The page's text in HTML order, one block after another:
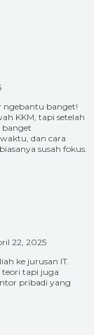
ngebantu banget!
KKM, tapi setelah
banget
dan cara
susah fokus.
22, 2025
ke jurusan IT.
tapi juga
pribadi yang